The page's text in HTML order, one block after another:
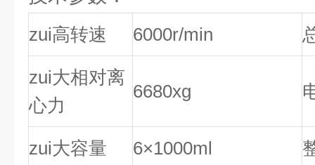
zui高转速 6000r/min
zui大相对离
心力
6680xg
zui大容量 6×1000ml